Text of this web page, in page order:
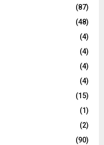
(87)
(48)
(4)
(4)
(4)
(4)
(15)
(1)
(2)
(90)